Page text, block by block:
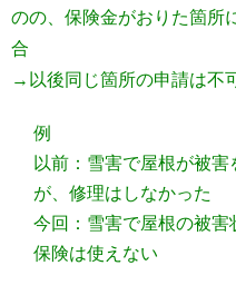
のの、保険金がおりた箇所
合
→以後同じ箇所の申請は不
例
以前：雪害で屋根が被
が、修理はしなかった
今回：雪害で屋根の被害
保険は使えない